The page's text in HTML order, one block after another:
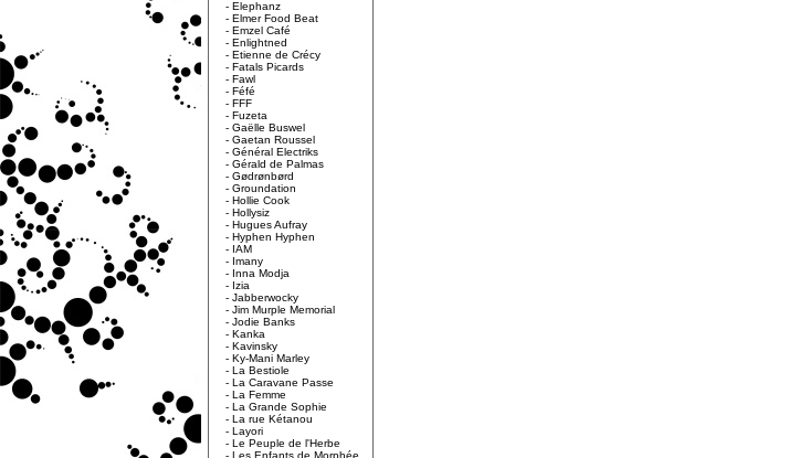
- Elephanz
- Elmer Food Beat
- Emzel Café
- Enlightned
- Etienne de Crécy
- Fatals Picards
- Fawl
- Féfé
- FFF
- Fuzeta
- Gaëlle Buswel
- Gaetan Roussel
- Général Electriks
- Gérald de Palmas
- Gødrønbørd
- Groundation
- Hollie Cook
- Hollysiz
- Hugues Aufray
- Hyphen Hyphen
- IAM
- Imany
- Inna Modja
- Izia
- Jabberwocky
- Jim Murple Memorial
- Jodie Banks
- Kanka
- Kavinsky
- Ky-Mani Marley
- La Bestiole
- La Caravane Passe
- La Femme
- La Grande Sophie
- La rue Kétanou
- Layori
- Le Peuple de l'Herbe
- Les Enfants de Morphée